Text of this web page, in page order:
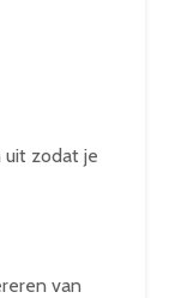
uit zodat je
van